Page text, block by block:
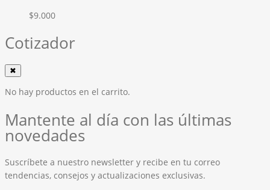
$9.000
Cotizador
✖
No hay productos en el carrito.
Mantente al día con las últimas
novedades
Suscríbete a nuestro newsletter y recibe en tu correo
tendencias, consejos y actualizaciones exclusivas.